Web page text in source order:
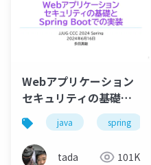
Webアプリケーション
セキュリティの基礎と
Spring Bootでの実装
#jjug_ccc
#jjug_ccc_c
java spring
tada 101K